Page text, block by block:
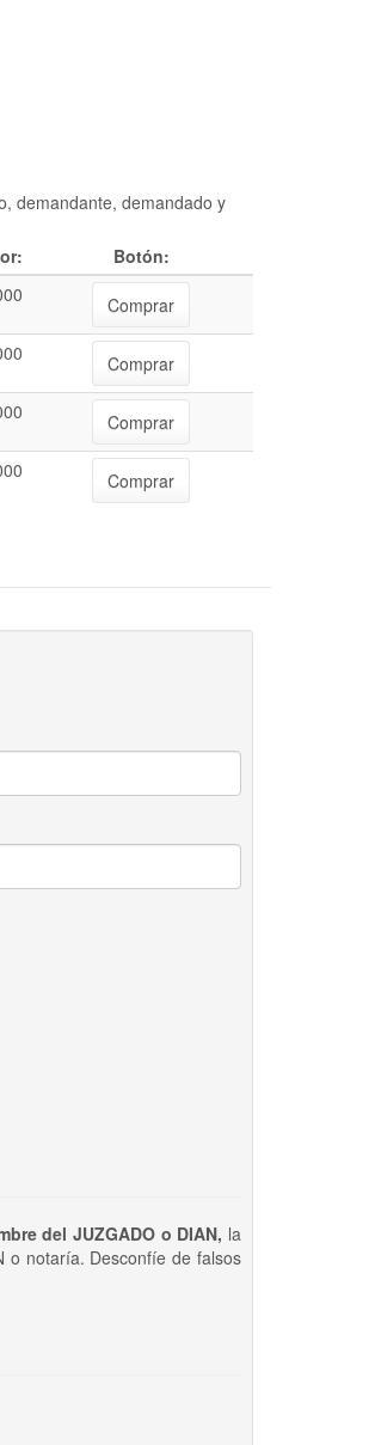
demandante, demandado y
Botón:
Comprar
Comprar
Comprar
Comprar
del JUZGADO o DIAN, la
o notaría. Desconfíe de falsos